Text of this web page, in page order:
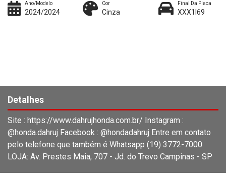
Ano/Modelo
2024/2024
Cor
Cinza
Final Da Placa
XXX1I69
Detalhes
Site : https://www.dahrujhonda.com.br/ Instagram :
@honda.dahruj Facebook : @hondadahruj Entre em contato
pelo telefone que também é Whatsapp (19) 3772-7000
LOJA: Av. Prestes Maia, 707 - Jd. do Trevo Campinas - SP